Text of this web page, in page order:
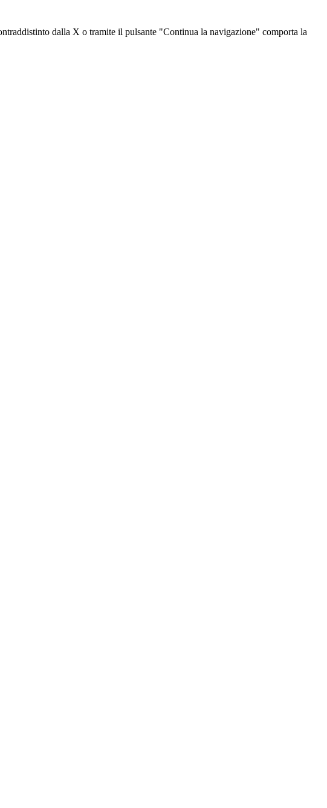
dalla X o tramite il pulsante "Continua la navigazione" comporta la